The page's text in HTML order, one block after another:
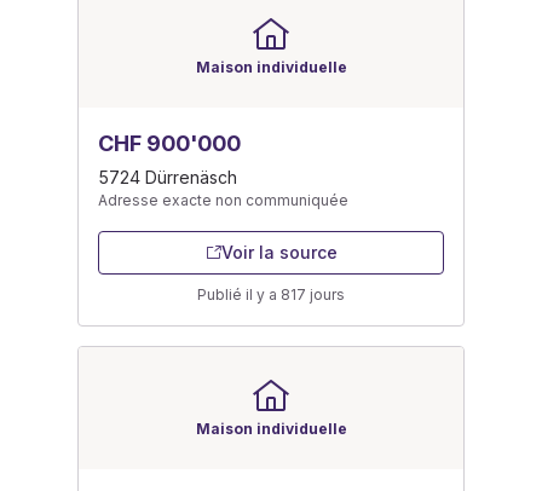
Maison individuelle
CHF 900'000
5724 Dürrenäsch
Adresse exacte non communiquée
Voir la source
Publié il y a 817 jours
Maison individuelle